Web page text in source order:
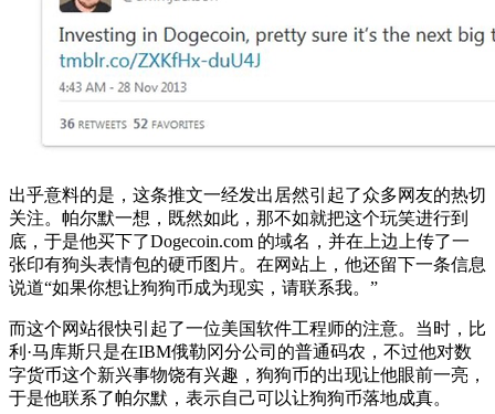
出乎意料的是，这条推文一经发出居然引起了众多网友的热切
关注。帕尔默一想，既然如此，那不如就把这个玩笑进行到
底，于是他买下了Dogecoin.com 的域名，并在上边上传了一
张印有狗头表情包的硬币图片。在网站上，他还留下一条信息
说道“如果你想让狗狗币成为现实，请联系我。”
而这个网站很快引起了一位美国软件工程师的注意。当时，比
利·马库斯只是在IBM俄勒冈分公司的普通码农，不过他对数
字货币这个新兴事物饶有兴趣，狗狗币的出现让他眼前一亮，
于是他联系了帕尔默，表示自己可以让狗狗币落地成真。